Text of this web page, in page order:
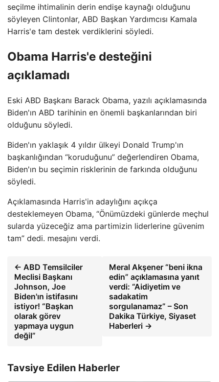
seçilme ihtimalinin derin endişe kaynağı olduğunu
söyleyen Clintonlar, ABD Başkan Yardımcısı Kamala
Harris'e tam destek verdiklerini söyledi.
Obama Harris'e desteğini
açıklamadı
Eski ABD Başkanı Barack Obama, yazılı açıklamasında
Biden'ın ABD tarihinin en önemli başkanlarından biri
olduğunu söyledi.
Biden'ın yaklaşık 4 yıldır ülkeyi Donald Trump'ın
başkanlığından “koruduğunu” değerlendiren Obama,
Biden'ın bu seçimin risklerinin de farkında olduğunu
söyledi.
Açıklamasında Harris'in adaylığını açıkça
desteklemeyen Obama, “Önümüzdeki günlerde meçhul
sularda yüzeceğiz ama partimizin liderlerine güvenim
tam” dedi. mesajını verdi.
← ABD Temsilciler
Meclisi Başkanı
Johnson, Joe
Biden'ın istifasını
istiyor! “Başkan
olarak görev
yapmaya uygun
değil”
Meral Akşener “beni ikna
edin” açıklamasına yanıt
verdi: “Aidiyetim ve
sadakatim
sorgulanamaz” – Son
Dakika Türkiye, Siyaset
Haberleri →
Tavsiye Edilen Haberler